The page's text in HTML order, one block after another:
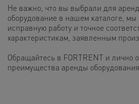
Не важно, что вы выбрали для
оборудование в нашем каталоге, мы
исправную работу и точное
характеристикам, заявленным
Обращайтесь в FORTRENT и лично
преимущества аренды